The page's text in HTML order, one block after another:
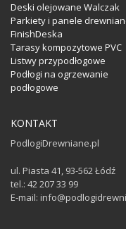
Deski olejowane Walczak
Parkiety i panele
FinishDeska
Tarasy kompozytowe PVC
Listwy przypodłogowe
Podłogi na ogrzewanie
podłogowe
KONTAKT
PodlogiDrewniane.pl
ul. Piasta 41, 93-562 Łódź
tel.: 42 207 33 99
E-mail: